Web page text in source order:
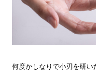
何度かしなりで小刃を研い